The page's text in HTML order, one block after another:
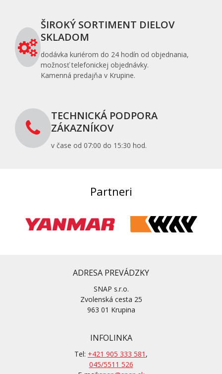
ŠIROKÝ SORTIMENT DIELOV
SKLADOM
dodávka kuriérom do 24 hodín od objednania,
možnosť telefonickej objednávky.
Kamenná predajňa v Krupine.
TECHNICKÁ PODPORA
ZÁKAZNÍKOV
v čase od 07:00 do 15:30 hod.
Partneri
ADRESA PREVÁDZKY
SNAP s.r.o.
Zvolenská cesta 25
963 01 Krupina
INFOLINKA
Tel: +421 905 333 581 ,
045/5511 526